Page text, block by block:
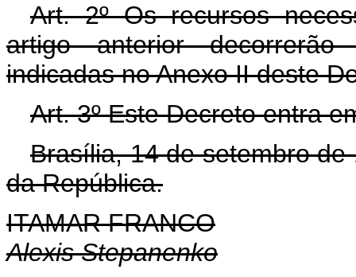
Art. 2º Os recursos
artigo anterior
indicadas no Anexo II deste
Art. 3º Este Decreto entra
Brasília, 14 de setembro de
da República.
ITAMAR FRANCO
Alexis Stepanenko